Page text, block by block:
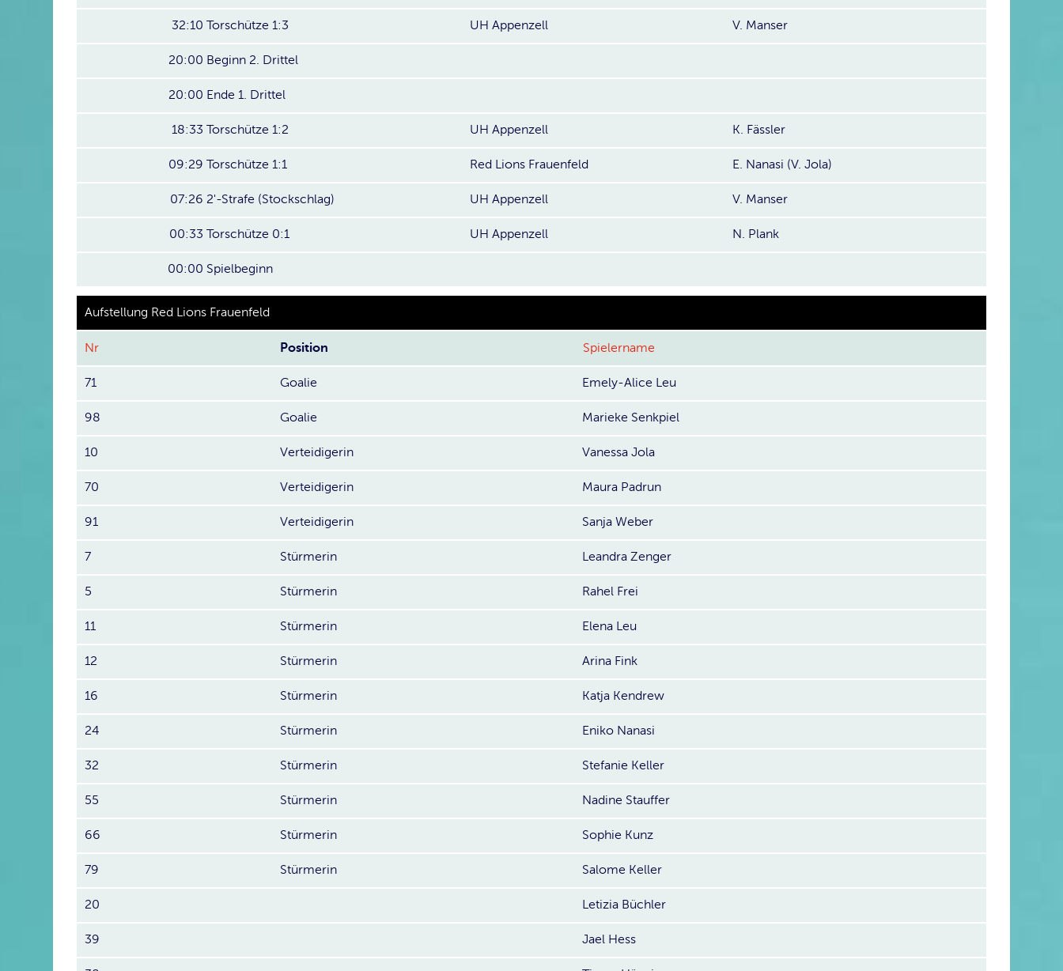
32:10 Torschütze 1:3 UH Appenzell V. Manser
20:00 Beginn 2. Drittel
20:00 Ende 1. Drittel
18:33 Torschütze 1:2 UH Appenzell K. Fässler
09:29 Torschütze 1:1 Red Lions Frauenfeld E. Nanasi (V. Jola)
07:26 2'-Strafe (Stockschlag) UH Appenzell V. Manser
00:33 Torschütze 0:1 UH Appenzell N. Plank
00:00 Spielbeginn
Aufstellung Red Lions Frauenfeld
Nr Position Spielername
71 Goalie Emely-Alice Leu
98 Goalie Marieke Senkpiel
10 Verteidigerin Vanessa Jola
70 Verteidigerin Maura Padrun
91 Verteidigerin Sanja Weber
7 Stürmerin Leandra Zenger
5 Stürmerin Rahel Frei
11 Stürmerin Elena Leu
12 Stürmerin Arina Fink
16 Stürmerin Katja Kendrew
24 Stürmerin Eniko Nanasi
32 Stürmerin Stefanie Keller
55 Stürmerin Nadine Stauffer
66 Stürmerin Sophie Kunz
79 Stürmerin Salome Keller
20 Letizia Büchler
39 Jael Hess